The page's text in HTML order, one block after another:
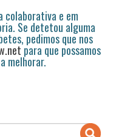
colaborativa e em
Se detetou alguma
pedimos que nos
para que possamos
melhorar.